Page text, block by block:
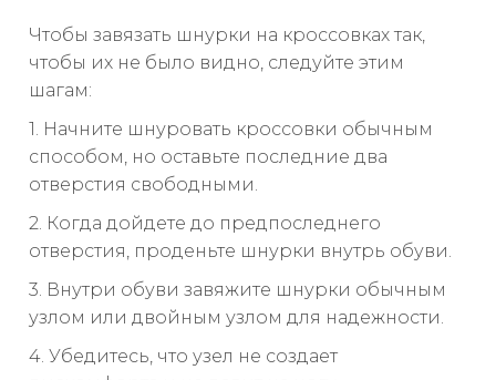
Чтобы завязать шнурки на кроссовках так,
чтобы их не было видно, следуйте этим
шагам:
1. Начните шнуровать кроссовки обычным
способом, но оставьте последние два
отверстия свободными.
2. Когда дойдете до предпоследнего
отверстия, проденьте шнурки внутрь обуви.
3. Внутри обуви завяжите шнурки обычным
узлом или двойным узлом для надежности.
4. Убедитесь, что узел не создает